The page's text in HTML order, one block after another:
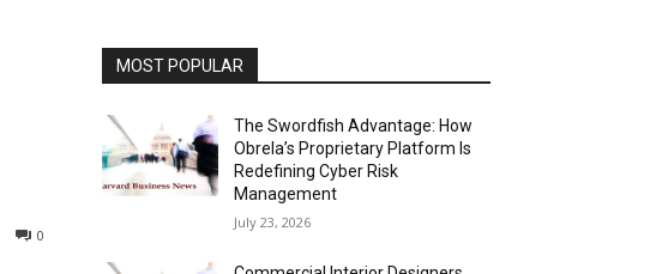
0
MOST POPULAR
The Swordfish Advantage: How
Obrela’s Proprietary Platform Is
Redefining Cyber Risk
Management
July 23, 2026